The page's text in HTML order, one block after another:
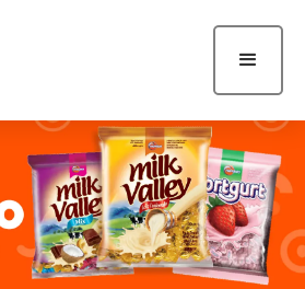
Toffano